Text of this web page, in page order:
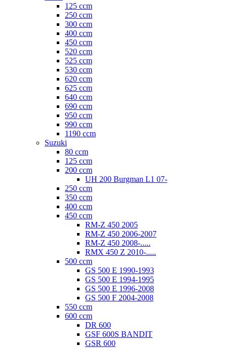
125 ccm
250 ccm
300 ccm
400 ccm
450 ccm
520 ccm
525 ccm
530 ccm
620 ccm
625 ccm
640 ccm
690 ccm
950 ccm
990 ccm
1190 ccm
Suzuki
80 ccm
125 ccm
200 ccm
UH 200 Burgman L1 07-
250 ccm
350 ccm
400 ccm
450 ccm
RM-Z 450 2005
RM-Z 450 2006-2007
RM-Z 450 2008-.....
RMX 450 Z 2010-.....
500 ccm
GS 500 E 1990-1993
GS 500 E 1994-1995
GS 500 E 1996-2008
GS 500 F 2004-2008
550 ccm
600 ccm
DR 600
GSF 600S BANDIT
GSR 600